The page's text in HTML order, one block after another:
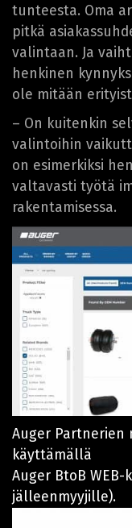
tunteesta. Oma
pitkä
valintaan. Ja
henkinen
ole mitään
– On kuitenkin
valintoihin
on esimerkiksi
valtavasti työtä
rakentamisessa.
Auger Partnerien
käyttämällä
Auger BtoB
jälleenmyyjille).